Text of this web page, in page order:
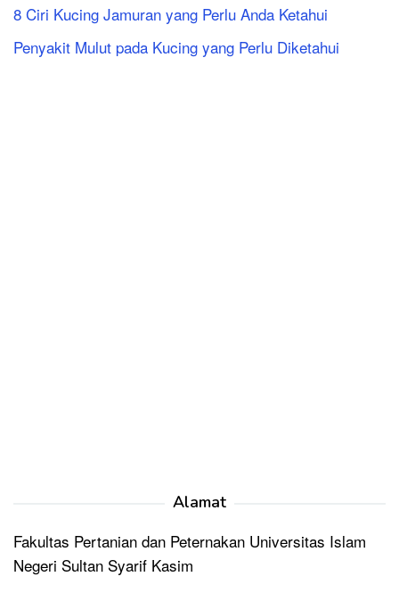
8 Ciri Kucing Jamuran yang Perlu Anda Ketahui
Penyakit Mulut pada Kucing yang Perlu Diketahui
Alamat
Fakultas Pertanian dan Peternakan Universitas Islam
Negeri Sultan Syarif Kasim